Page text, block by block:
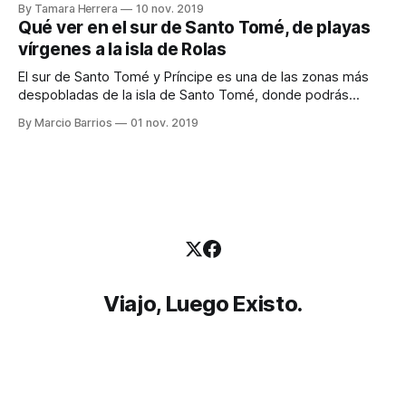
encontrar nada más y nada menos que baobabs, ¡Qué
imponentes son! También en esta zona visitamos 2 roças
(antiguas plantaciones que formaban
By Tamara Herrera 10 nov. 2019
Qué ver en el sur de Santo Tomé, de playas
vírgenes a la isla de Rolas
El sur de Santo Tomé y Príncipe es una de las zonas más
despobladas de la isla de Santo Tomé, donde podrás
supuesto la famosa isla de Rolas. Es una zona muy tranquila
By Marcio Barrios 01 nov. 2019
Viajo, Luego Existo.